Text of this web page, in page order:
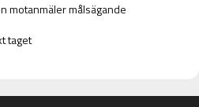
motanmäler målsägande
taget